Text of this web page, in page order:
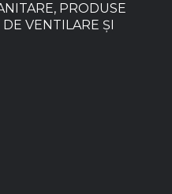
PRODUSE
VENTILARE ȘI